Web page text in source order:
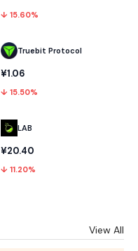
↓ 15.60%
Truebit Protocol
¥1.06
↓ 15.50%
LAB
¥20.40
↓ 11.20%
View All